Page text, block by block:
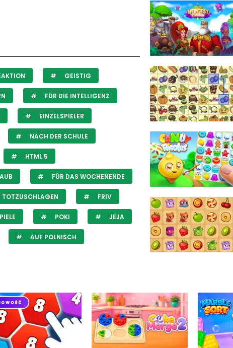
GEISTIG
FÜR DIE INTELLIGENZ
EINZELSPIELER
NACH DER SCHULE
HTML 5
FÜR DAS WOCHENENDE
TOTZUSCHLAGEN FRIV
POKI JEJA
AUF POLNISCH